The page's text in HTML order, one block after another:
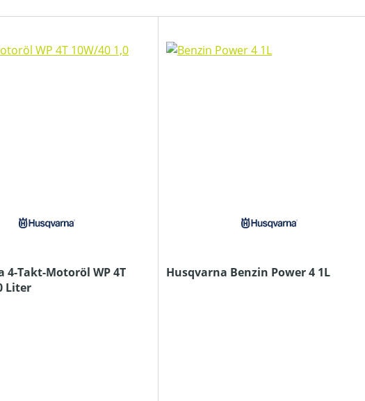
4-Takt-Motoröl WP 4T
Liter
Husqvarna Benzin Power 4 1L